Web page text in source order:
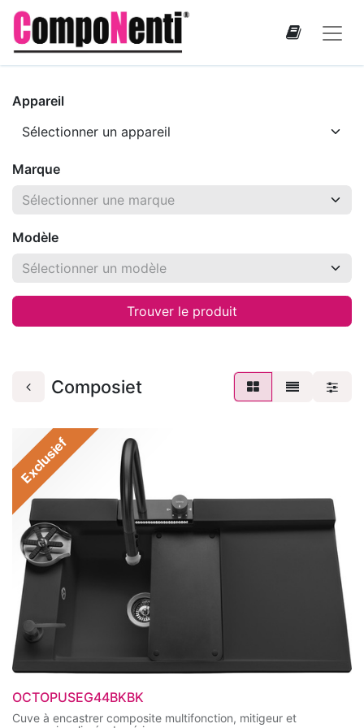
Appareil
Marque
Modèle
Trouver le produit
Composiet
Exclusief
OCTOPUSEG44BKBK
Cuve à encastrer composite multifonction, mitigeur et